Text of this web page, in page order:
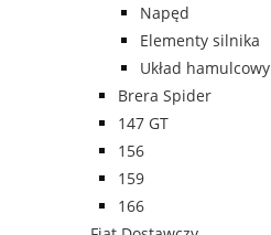
Napęd
Elementy silnika
Układ hamulcowy
Brera Spider
147 GT
156
159
166